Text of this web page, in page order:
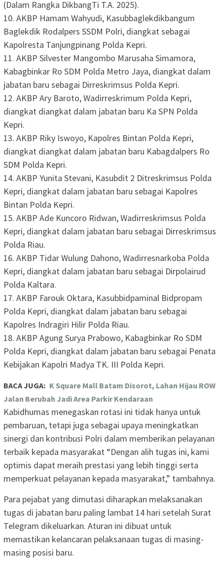
(Dalam Rangka DikbangTi T.A. 2025).
10. AKBP Hamam Wahyudi, Kasubbaglekdikbangum
Baglekdik Rodalpers SSDM Polri, diangkat sebagai
Kapolresta Tanjungpinang Polda Kepri.
11. AKBP Silvester Mangombo Marusaha Simamora,
Kabagbinkar Ro SDM Polda Metro Jaya, diangkat dalam
jabatan baru sebagai Dirreskrimsus Polda Kepri.
12. AKBP Ary Baroto, Wadirreskrimum Polda Kepri,
diangkat diangkat dalam jabatan baru Ka SPN Polda
Kepri.
13. AKBP Riky Iswoyo, Kapolres Bintan Polda Kepri,
diangkat diangkat dalam jabatan baru Kabagdalpers Ro
SDM Polda Kepri.
14. AKBP Yunita Stevani, Kasubdit 2 Ditreskrimsus Polda
Kepri, diangkat dalam jabatan baru sebagai Kapolres
Bintan Polda Kepri.
15. AKBP Ade Kuncoro Ridwan, Wadirreskrimsus Polda
Kepri, diangkat dalam jabatan baru sebagai Dirreskrimsus
Polda Riau.
16. AKBP Tidar Wulung Dahono, Wadirresnarkoba Polda
Kepri, diangkat dalam jabatan baru sebagai Dirpolairud
Polda Kaltara.
17. AKBP Farouk Oktara, Kasubbidpaminal Bidpropam
Polda Kepri, diangkat dalam jabatan baru sebagai
Kapolres Indragiri Hilir Polda Riau.
18. AKBP Agung Surya Prabowo, Kabagbinkar Ro SDM
Polda Kepri, diangkat dalam jabatan baru sebagai Penata
Kebijakan Kapolri Madya TK. III Polda Kepri.
BACA JUGA: K Square Mall Batam Disorot, Lahan Hijau ROW
Jalan Berubah Jadi Area Parkir Kendaraan
Kabidhumas menegaskan rotasi ini tidak hanya untuk
pembaruan, tetapi juga sebagai upaya meningkatkan
sinergi dan kontribusi Polri dalam memberikan pelayanan
terbaik kepada masyarakat “Dengan alih tugas ini, kami
optimis dapat meraih prestasi yang lebih tinggi serta
memperkuat pelayanan kepada masyarakat,” tambahnya.
Para pejabat yang dimutasi diharapkan melaksanakan
tugas di jabatan baru paling lambat 14 hari setelah Surat
Telegram dikeluarkan. Aturan ini dibuat untuk
memastikan kelancaran pelaksanaan tugas di masing-
masing posisi baru.